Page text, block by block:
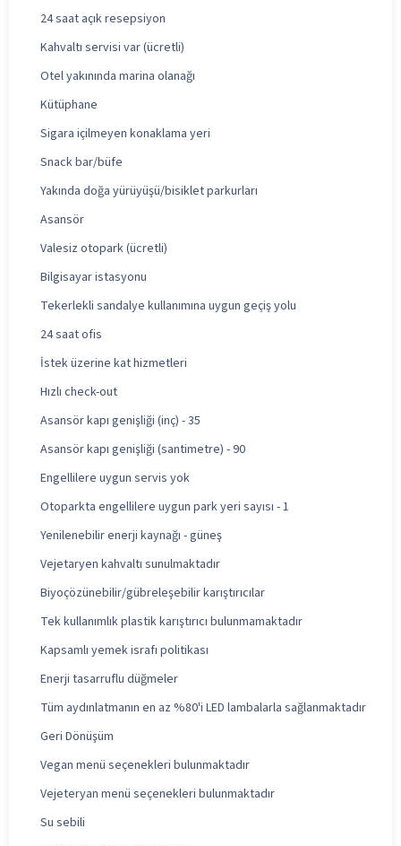
24 saat açık resepsiyon
Kahvaltı servisi var (ücretli)
Otel yakınında marina olanağı
Kütüphane
Sigara içilmeyen konaklama yeri
Snack bar/büfe
Yakında doğa yürüyüşü/bisiklet parkurları
Asansör
Valesiz otopark (ücretli)
Bilgisayar istasyonu
Tekerlekli sandalye kullanımına uygun geçiş yolu
24 saat ofis
İstek üzerine kat hizmetleri
Hızlı check-out
Asansör kapı genişliği (inç) - 35
Asansör kapı genişliği (santimetre) - 90
Engellilere uygun servis yok
Otoparkta engellilere uygun park yeri sayısı - 1
Yenilenebilir enerji kaynağı - güneş
Vejetaryen kahvaltı sunulmaktadır
Biyoçözünebilir/gübreleşebilir karıştırıcılar
Tek kullanımlık plastik karıştırıcı bulunmamaktadır
Kapsamlı yemek israfı politikası
Enerji tasarruflu düğmeler
Tüm aydınlatmanın en az %80'i LED lambalarla sağlanmaktadır
Geri Dönüşüm
Vegan menü seçenekleri bulunmaktadır
Vejeteryan menü seçenekleri bulunmaktadır
Su sebili